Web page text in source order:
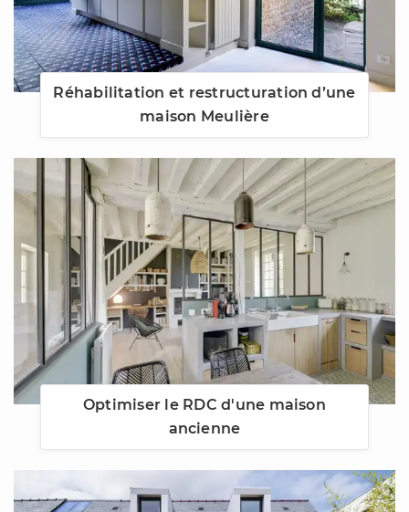
Réhabilitation et restructuration d’une
maison Meulière
Optimiser le RDC d'une maison
ancienne